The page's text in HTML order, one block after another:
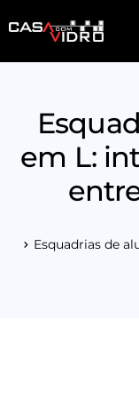
Produtos
Indique+
Blog
Workshop
Vagas
em L:
Esquadrias de